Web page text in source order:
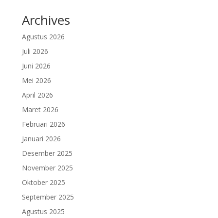
Archives
Agustus 2026
Juli 2026
Juni 2026
Mei 2026
April 2026
Maret 2026
Februari 2026
Januari 2026
Desember 2025
November 2025
Oktober 2025
September 2025
Agustus 2025